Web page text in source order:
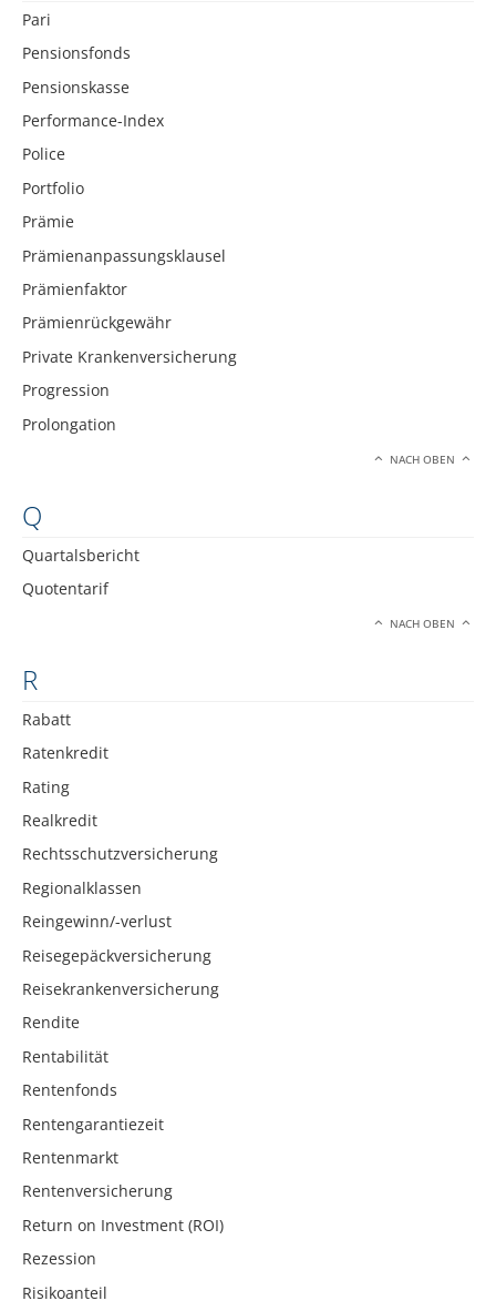
Pari
Pensionsfonds
Pensionskasse
Performance-Index
Police
Portfolio
Prämie
Prämienanpassungsklausel
Prämienfaktor
Prämienrückgewähr
Private Krankenversicherung
Progression
Prolongation
NACH OBEN
Q
Quartalsbericht
Quotentarif
NACH OBEN
R
Rabatt
Ratenkredit
Rating
Realkredit
Rechtsschutzversicherung
Regionalklassen
Reingewinn/-verlust
Reisegepäckversicherung
Reisekrankenversicherung
Rendite
Rentabilität
Rentenfonds
Rentengarantiezeit
Rentenmarkt
Rentenversicherung
Return on Investment (ROI)
Rezession
Risikoanteil